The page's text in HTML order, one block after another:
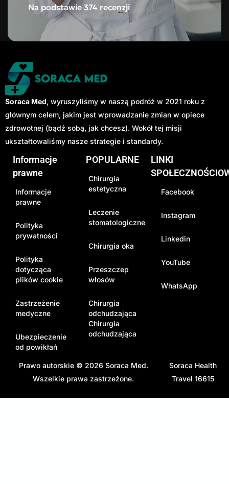
Na podstawie 374 recenzji
Soraca Med, wyruszyliśmy w naszą podróż w 2021 roku z
głównym celem, jakim jest wprowadzanie zmian w opiece
zdrowotnej (bądź sobą, jak chcesz). Wokół tej misji
ukształtowaliśmy nasze strategie i standardy.
Informacje
prawne
Informacje
prawne
Polityka
prywatności
Polityka
dotycząca
plików cookie
Zastrzeżenie
medyczne
Ubezpieczenie
od powikłań
POPULARNE
Chirurgia
estetyczna
Leczenie
stomatologiczne
Chirurgia oka
Przeszczep
włosów
Chirurgia
odchudzająca
Chirurgia
odchudzająca
LINKI
Facebook
Instagram
Linkedin
YouTube
WhatsApp
Prawo autorskie © 2026 Soraca Med.
Wszelkie prawa zastrzeżone.
Soraca Health
Travel 16615